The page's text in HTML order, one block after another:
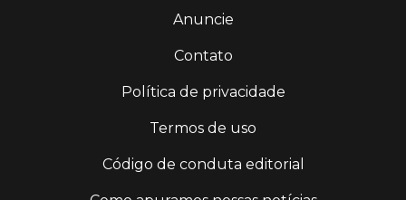
Anuncie
Contato
Política de privacidade
Termos de uso
Código de conduta editorial